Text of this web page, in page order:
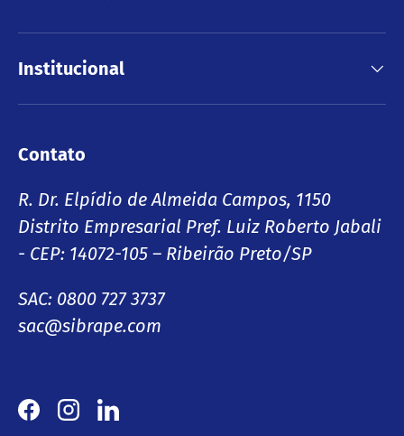
Institucional
Contato
R. Dr. Elpídio de Almeida Campos, 1150
Distrito Empresarial Pref. Luiz Roberto Jabali
- CEP: 14072-105 – Ribeirão Preto/SP
SAC: 0800 727 3737
sac@sibrape.com
Facebook
InstagramLinkedIn